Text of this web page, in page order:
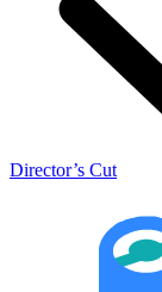
Director’s Cut